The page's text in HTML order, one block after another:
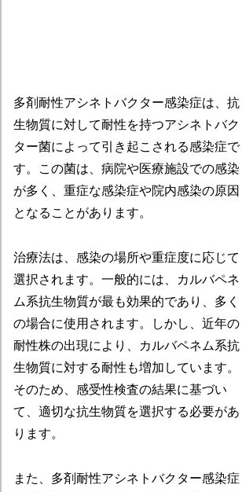
多剤耐性アシネトバクター感染症は、抗
生物質に対して耐性を持つアシネトバク
ター菌によって引き起こされる感染症で
す。この菌は、病院や医療施設での感染
が多く、重症な感染症や院内感染の原因
となることがあります。
治療法は、感染の場所や重症度に応じて
選択されます。一般的には、カルバペネ
ム系抗生物質が最も効果的であり、多く
の場合に使用されます。しかし、近年の
耐性株の出現により、カルバペネム系抗
生物質に対する耐性も増加しています。
そのため、感受性検査の結果に基づい
て、適切な抗生物質を選択する必要があ
ります。
また、多剤耐性アシネトバクター感染症